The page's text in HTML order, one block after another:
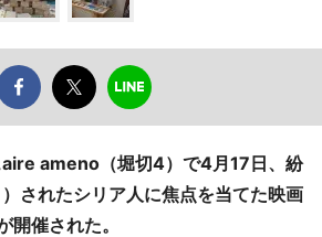
ameno（堀切4）で4月17日、紛
されたシリア人に焦点を当てた映画
開催された。